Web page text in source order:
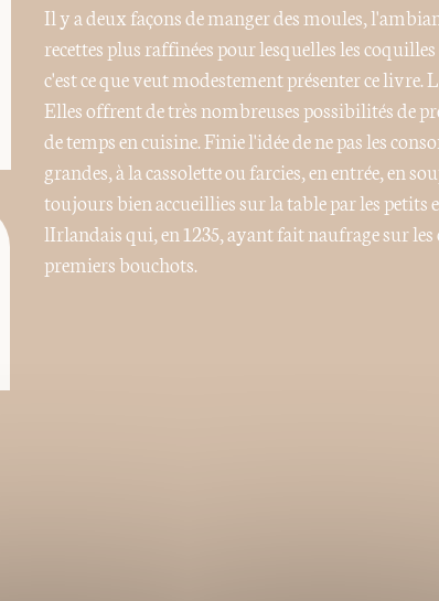
Il y a deux façons de manger des moules,
recettes plus raffinées pour lesquelles les
c'est ce que veut modestement présenter ce
Elles offrent de très nombreuses possibilités de
de temps en cuisine. Finie l'idée de ne pas les
grandes, à la cassolette ou farcies, en entrée, en
toujours bien accueillies sur la table par les
lIrlandais qui, en 1235, ayant fait naufrage sur
premiers bouchots.